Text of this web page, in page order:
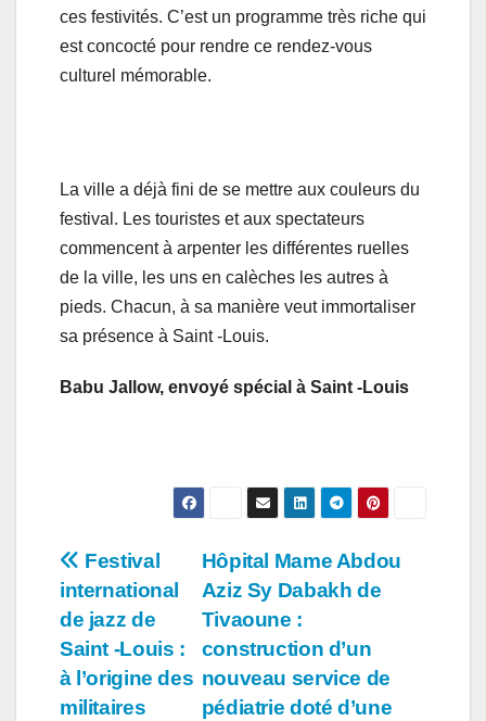
ces festivités. C’est un programme très riche qui
est concocté pour rendre ce rendez-vous
culturel mémorable.
La ville a déjà fini de se mettre aux couleurs du
festival. Les touristes et aux spectateurs
commencent à arpenter les différentes ruelles
de la ville, les uns en calèches les autres à
pieds. Chacun, à sa manière veut immortaliser
sa présence à Saint -Louis.
Babu Jallow, envoyé spécial à Saint -Louis
Navigation
de
l’article
Hôpital Mame Abdou
Aziz Sy Dabakh de
Tivaoune :
construction d’un
nouveau service de
pédiatrie doté d’une
Festival
international
de jazz de
Saint -Louis :
à l’origine des
militaires